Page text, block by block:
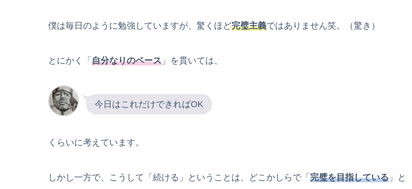
僕は毎日のように勉強していますが、驚くほど完璧主義ではありません笑。（驚き）
とにかく「 自分なりのペース 」を貫いては、
今日はこれだけできればOK
くらいに考えています。
しかし一方で、こうして「続ける」ということは、どこかしらで「 完璧を目指している 」と